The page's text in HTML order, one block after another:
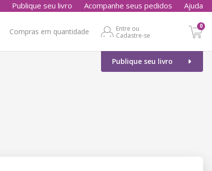
Publique seu livro Acompanhe seus pedidos Ajuda
Compras em quantidade
Entre ou
Cadastre-se
0
Publique seu livro